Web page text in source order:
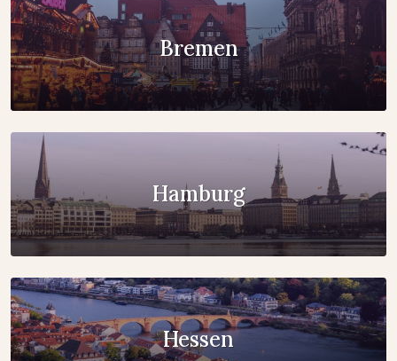
Bremen
Hamburg
Hessen